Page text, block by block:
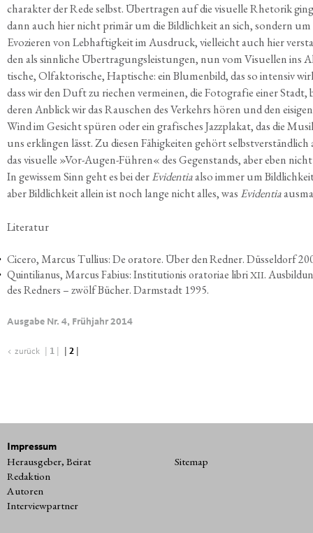
cha­rak­ter der Rede selbst. Über­tra­gen auf die visu­el­le Rhe­to­rik
dann auch hier nicht pri­mär um die Bild­lich­keit an sich, son­dern um
Evo­zie­ren von Leb­haf­tig­keit im Aus­druck, viel­leicht auch hier
den als sinn­li­che Über­tra­gungs­leis­tun­gen, nun vom Visu­el­len ins
ti­sche, Olfak­to­ri­sche, Hap­ti­sche: ein Blu­men­bild, das so inten­siv
dass wir den Duft zu rie­chen ver­mei­nen, die Foto­gra­fie einer Stadt,
deren Anblick wir das Rau­schen des Ver­kehrs hören und den eisi­gen
Wind im Gesicht spü­ren oder ein gra­fi­sches Jazz­pla­kat, das die
uns erklin­gen lässt. Zu die­sen Fähig­kei­ten gehört selbst­ver­ständ­lich
das visu­el­le »Vor-Augen-Füh­ren« des Gegen­stands, aber eben
In gewis­sem Sinn geht es bei derEvi­den­tiaalso immer um
aber Bild­lich­keit allein ist noch lan­ge nicht alles, was Evi­den­tia
Lite­ra­tur
Cice­ro, Mar­cus Tul­li­us: De ora­to­re. Über den Red­ner. Düs­sel­dorf
Quin­ti­lia­nus, Mar­cus Fabi­us: Insti­tu­tio­nis ora­to­riae libriXII.
des Red­ners – zwölf Bücher. Darm­stadt 1995.
Ausgabe Nr. 4, Frühjahr 2014
< zurück 1 2
Impressum
Herausgeber, Beirat
Redaktion
Autoren
Interviewpartner
Sitemap